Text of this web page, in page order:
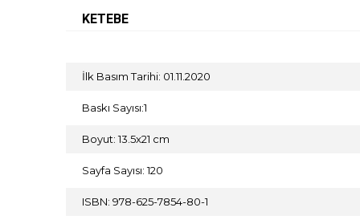
KETEBE
İlk Basım Tarihi: 01.11.2020
Baskı Sayısı:1
Boyut: 13.5x21 cm
Sayfa Sayısı: 120
ISBN: 978-625-7854-80-1